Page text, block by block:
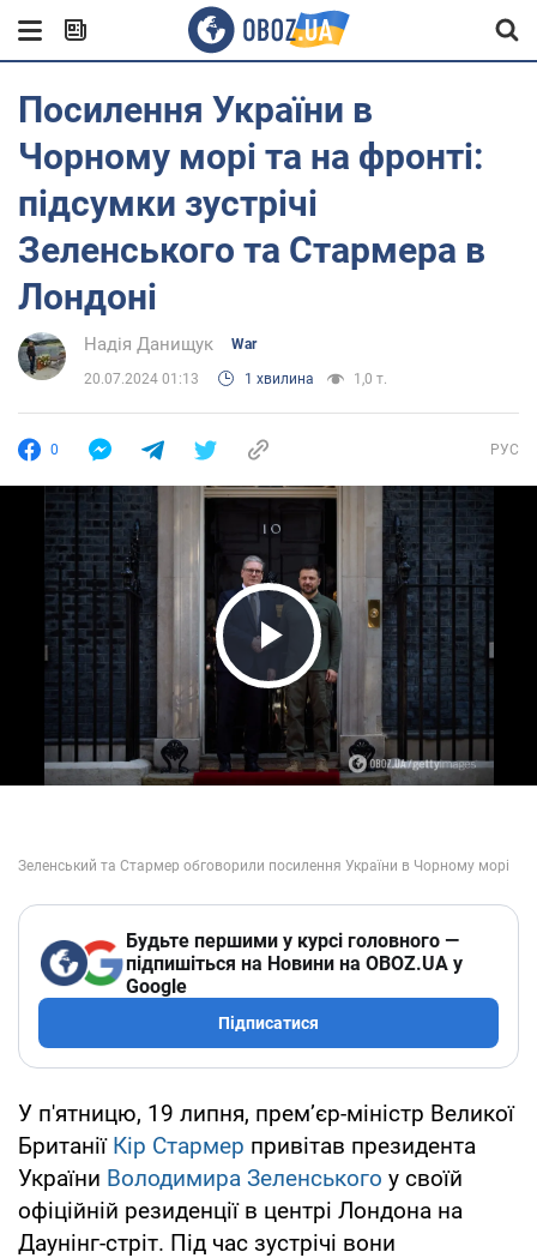
Посилення України в
Чорному морі та на фронті:
підсумки зустрічі
Зеленського та Стармера в
Лондоні
Надія Данищук War
20.07.2024 01:13 1 хвилина 1,0 т.
0 РУС
Play Video
Будьте першими у курсі головного —
підпишіться на Новини на OBOZ.UA у
Google
Підписатися
У п'ятницю, 19 липня, прем’єр-міністр Великої
Британії Кір Стармер привітав президента
України Володимира Зеленського у своїй
офіційній резиденції в центрі Лондона на
Даунінг-стріт. Під час зустрічі вони